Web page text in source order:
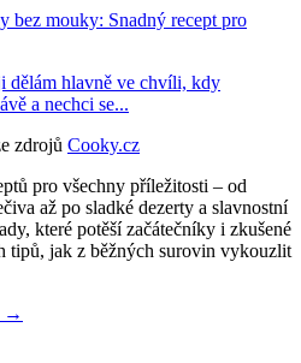
bez mouky: Snadný recept pro
dělám hlavně ve chvíli, kdy
a nechci se...
zdrojů Cooky.cz
pro všechny příležitosti – od
až po sladké dezerty a slavnostní
které potěší začátečníky i zkušené
tipů, jak z běžných surovin vykouzlit
→